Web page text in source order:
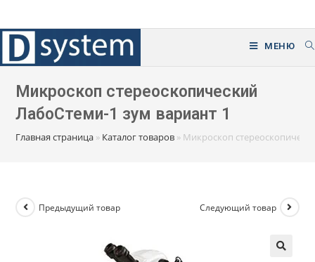
к
содержимому
МЕНЮ
Микроскоп стереоскопический
ЛабоСтеми-1 зум вариант 1
Главная страница » Каталог товаров » Микроскоп
Предыдущий товар Следующий товар